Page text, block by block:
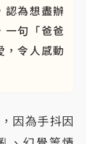
認為想盡辦
一句「爸爸
，令人感動
因為手抖因